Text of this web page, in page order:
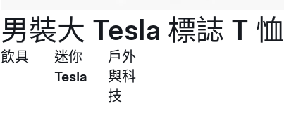
男裝大 Tesla 標誌 T 恤
飲具
迷你
Tesla
戶外
與科
技